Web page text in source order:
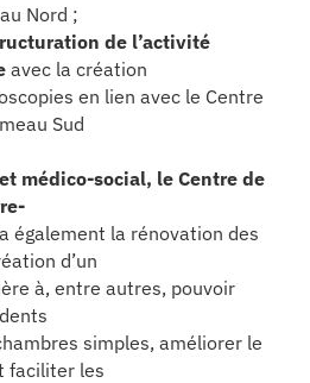
Nord ;
de l’activité
avec la création
en lien avec le Centre
Sud
médico-social, le Centre de
également la rénovation des
d’un
à, entre autres, pouvoir
simples, améliorer le
faciliter les